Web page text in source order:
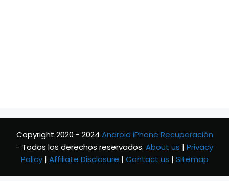
Copyright 2020 - 2024 Android iPhone Recuperación
- Todos los derechos reservados. About us | Privacy
Policy | Affiliate Disclosure | Contact us | Sitemap